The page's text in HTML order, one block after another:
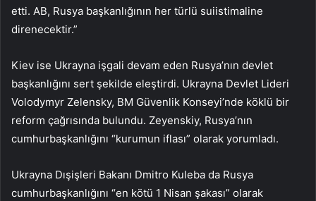
etti. AB, Rusya başkanlığının her türlü suiistimaline
direnecektir.”
Kiev ise Ukrayna işgali devam eden Rusya’nın devlet
başkanlığını sert şekilde eleştirdi. Ukrayna Devlet Lideri
Volodymyr Zelensky, BM Güvenlik Konseyi’nde köklü bir
reform çağrısında bulundu. Zeyenskiy, Rusya’nın
cumhurbaşkanlığını “kurumun iflası” olarak yorumladı.
Ukrayna Dışişleri Bakanı Dmitro Kuleba da Rusya
cumhurbaşkanlığını “en kötü 1 Nisan şakası” olarak